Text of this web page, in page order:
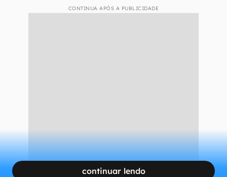
CONTINUA APÓS A PUBLICIDADE
continuar lendo